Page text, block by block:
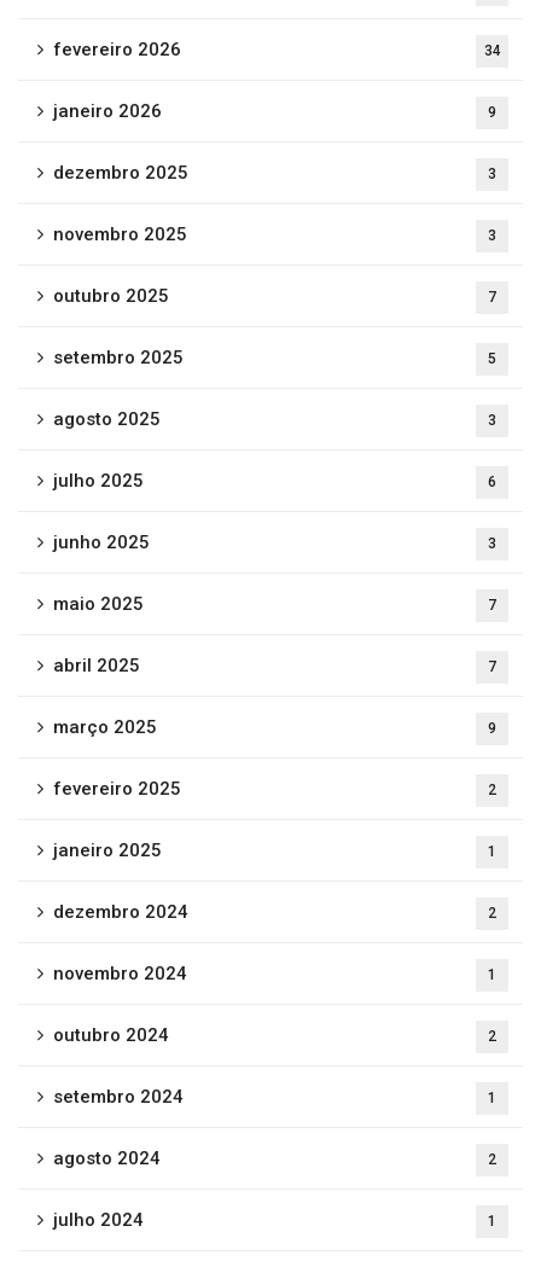
fevereiro 2026 34
janeiro 2026 9
dezembro 2025 3
novembro 2025 3
outubro 2025 7
setembro 2025 5
agosto 2025 3
julho 2025 6
junho 2025 3
maio 2025 7
abril 2025 7
março 2025 9
fevereiro 2025 2
janeiro 2025 1
dezembro 2024 2
novembro 2024 1
outubro 2024 2
setembro 2024 1
agosto 2024 2
julho 2024 1